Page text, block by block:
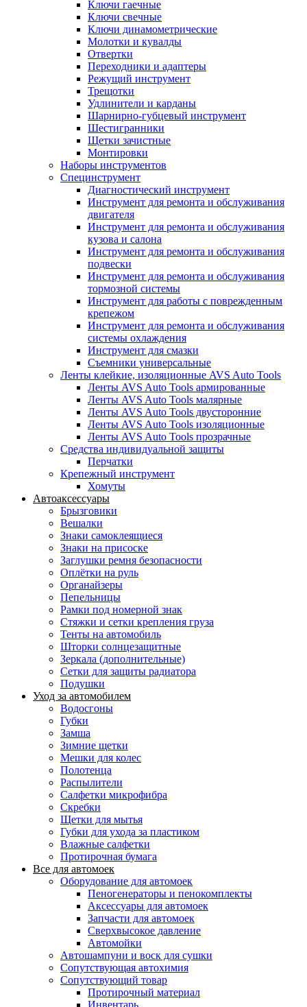
Ключи гаечные
Ключи свечные
Ключи динамометрические
Молотки и кувалды
Отвертки
Переходники и адаптеры
Режущий инструмент
Трещотки
Удлинители и карданы
Шарнирно-губцевый инструмент
Шестигранники
Щетки зачистные
Монтировки
Наборы инструментов
Специнструмент
Диагностический инструмент
Инструмент для ремонта и обслуживания
двигателя
Инструмент для ремонта и обслуживания
кузова и салона
Инструмент для ремонта и обслуживания
подвески
Инструмент для ремонта и обслуживания
тормозной системы
Инструмент для работы с поврежденным
крепежом
Инструмент для ремонта и обслуживания
системы охлаждения
Инструмент для смазки
Съемники универсальные
Ленты клейкие, изоляционные AVS Auto Tools
Ленты AVS Auto Tools армированные
Ленты AVS Auto Tools малярные
Ленты AVS Auto Tools двусторонние
Ленты AVS Auto Tools изоляционные
Ленты AVS Auto Tools прозрачные
Средства индивидуальной защиты
Перчатки
Крепежный инструмент
Хомуты
Автоаксессуары
Брызговики
Вешалки
Знаки самоклеящиеся
Знаки на присоске
Заглушки ремня безопасности
Оплётки на руль
Органайзеры
Пепельницы
Рамки под номерной знак
Стяжки и сетки крепления груза
Тенты на автомобиль
Шторки солнцезащитные
Зеркала (дополнительные)
Сетки для защиты радиатора
Подушки
Уход за автомобилем
Водосгоны
Губки
Замша
Зимние щетки
Мешки для колес
Полотенца
Распылители
Салфетки микрофибра
Скребки
Щетки для мытья
Губки для ухода за пластиком
Влажные салфетки
Протирочная бумага
Все для автомоек
Оборудование для автомоек
Пеногенераторы и пенокомплекты
Аксессуары для автомоек
Запчасти для автомоек
Сверхвысокое давление
Автомойки
Автошампуни и воск для сушки
Сопутствующая автохимия
Сопутствующий товар
Протирочный материал
Инвентарь